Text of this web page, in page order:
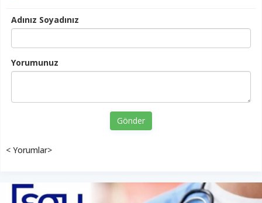
Adınız Soyadınız
Yorumunuz
Gönder
< Yorumlar>